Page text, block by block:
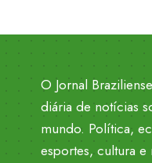
O Jornal
diária de notícias
mundo. Política,
esportes, cultura